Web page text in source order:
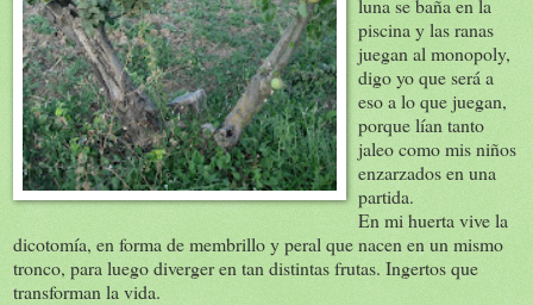
luna se baña en la
piscina y las ranas
juegan al monopoly,
digo yo que será a
eso a lo que juegan,
porque lían tanto
jaleo como mis niños
enzarzados en una
partida.
En mi huerta vive la
dicotomía, en forma de membrillo y peral que nacen en un mismo
tronco, para luego diverger en tan distintas frutas. Ingertos que
transforman la vida.